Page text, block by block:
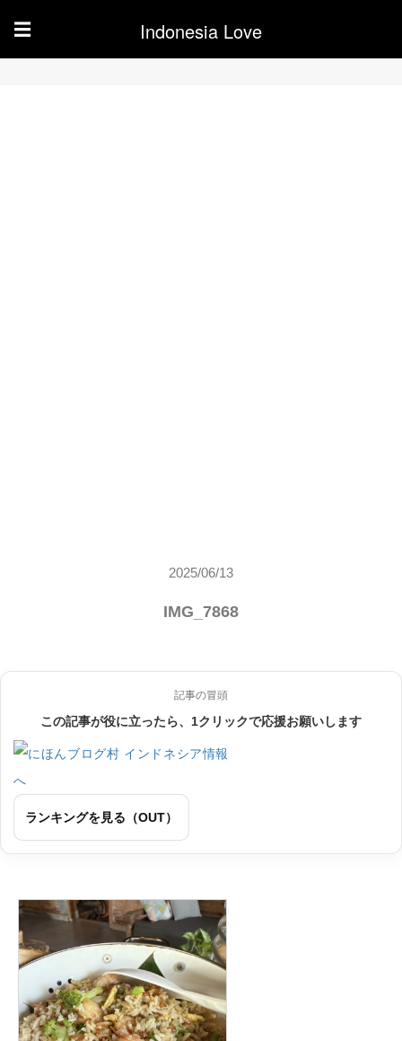
☰ Indonesia Love
2025/06/13
IMG_7868
記事の冒頭
この記事が役に立ったら、1クリックで応援お願いします
ランキングを見る（OUT）